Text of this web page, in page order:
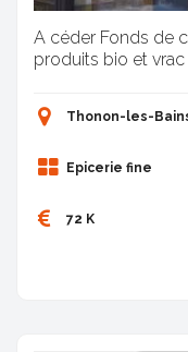
A céder Fonds de
produits bio et vrac
Thonon-les-
Epicerie fine
72 K